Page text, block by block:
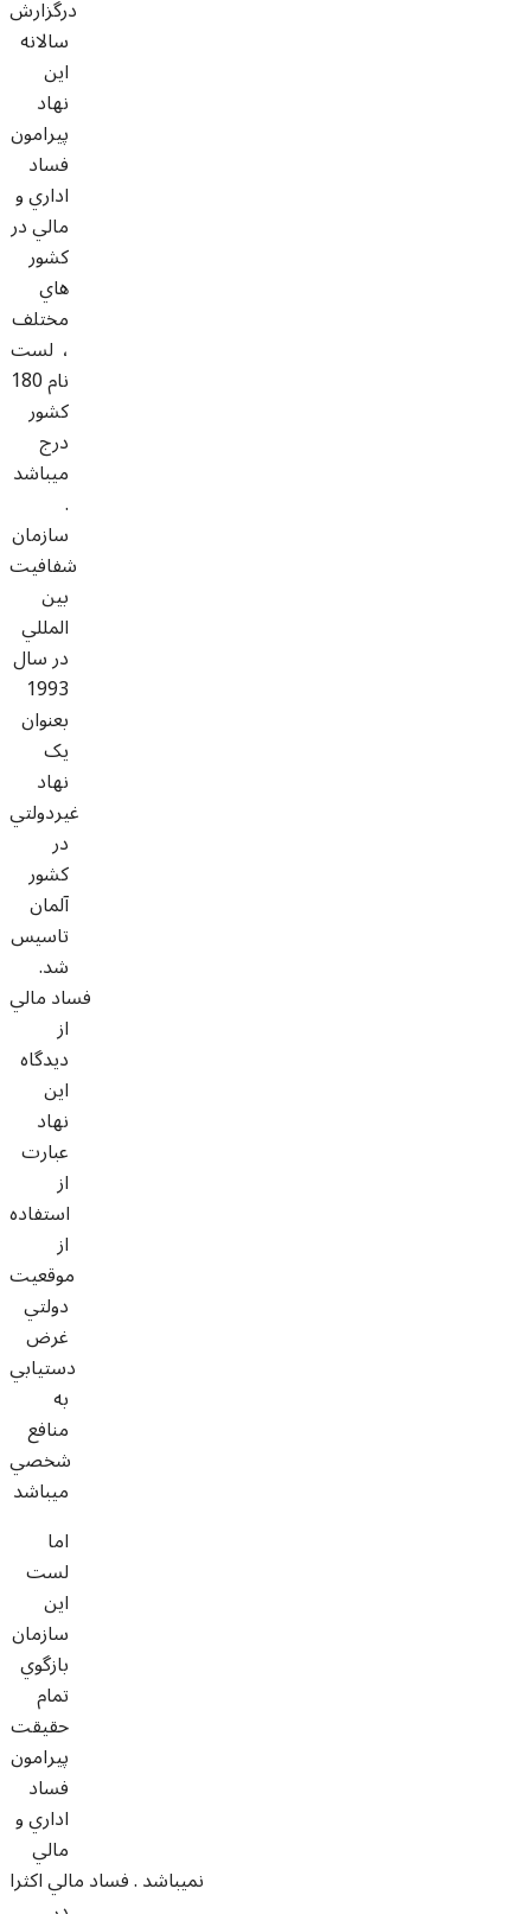
درگزارش
سالانه
اين
نهاد
پيرامون
فساد
اداري و
مالي در
کشور
هاي
مختلف
، لست
نام 180
کشور
درج
ميباشد
.
سازمان
شفافيت
بين
المللي
در سال
1993
بعنوان
يک
نهاد
غيردولتي
در
کشور
آلمان
تاسيس
شد.
فساد مالي
از
ديدگاه
اين
نهاد
عبارت
از
استفاده
از
موقعيت
دولتي
غرض
دستيابي
به
منافع
شخصي
ميباشد
اما
لست
اين
سازمان
بازگوي
تمام
حقيقت
پيرامون
فساد
اداري و
مالي
نميباشد . فساد مالي اکثرا